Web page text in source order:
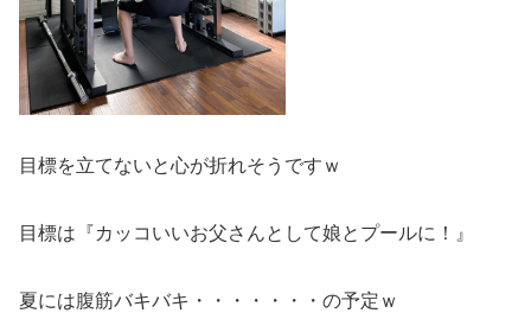
目標を立てないと心が折れそうですｗ
目標は『カッコいいお父さんとして娘とプールに！』
夏には腹筋バキバキ・・・・・・・の予定ｗ